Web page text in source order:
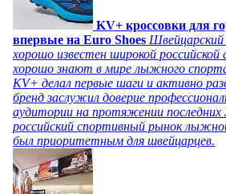
KV+ кроссовки для
впервые на Euro Shoes
хорошо известен широкой российской
хорошо знают в мире лыжного
KV+ делал первые шаги и активно
бренд заслужил доверие
аудитории на протяжении
российский спортивный рынок
был приоритетным для швейцарцев.